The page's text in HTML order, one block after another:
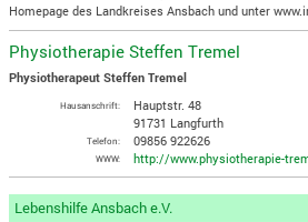
Homepage des Landkreises Ansbach und unter
Physiotherapie Steffen Tremel
Physiotherapeut Steffen Tremel
Hausanschrift:
Hauptstr. 48
91731 Langfurth
Telefon: 09856 922626
WWW: http://www.physiotherapie-
Lebenshilfe Ansbach e.V.